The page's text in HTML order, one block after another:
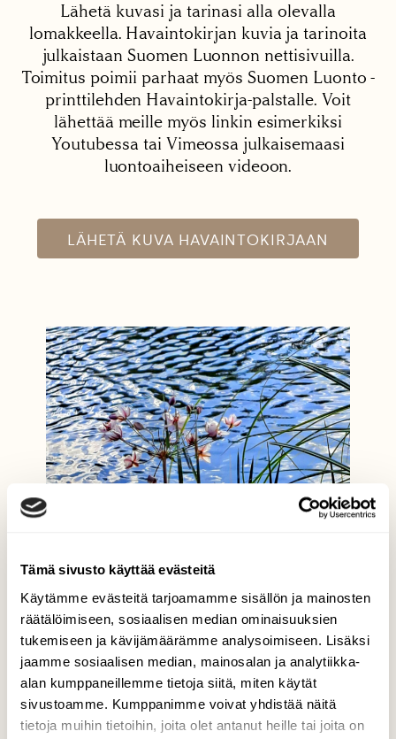
Tämä sivusto käyttää evästeitä
Käytämme evästeitä tarjoamamme sisällön ja mainosten
räätälöimiseen, sosiaalisen median ominaisuuksien
tukemiseen ja kävijämäärämme analysoimiseen. Lisäksi
jaamme sosiaalisen median, mainosalan ja analytiikka-
alan kumppaneillemme tietoja siitä, miten käytät
sivustoamme. Kumppanimme voivat yhdistää näitä
tietoja muihin tietoihin, joita olet antanut heille tai joita on
Lähetä kuvasi ja tarinasi alla olevalla
lomakkeella. Havaintokirjan kuvia ja tarinoita
julkaistaan Suomen Luonnon nettisivuilla.
Toimitus poimii parhaat myös Suomen Luonto -
printtilehden Havaintokirja-palstalle. Voit
lähettää meille myös linkin esimerkiksi
Youtubessa tai Vimeossa julkaisemaasi
luontoaiheiseen videoon.
LÄHETÄ KUVA HAVAINTOKIRJAAN